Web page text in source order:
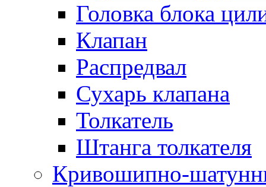
Головка блока
Клапан
Распредвал
Сухарь клапана
Толкатель
Штанга толкателя
Кривошипно-